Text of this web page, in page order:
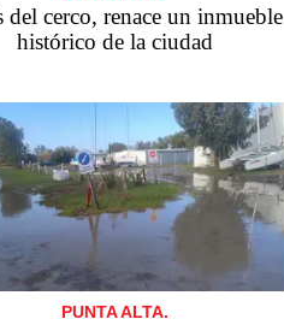
del cerco, renace un inmueble
histórico de la ciudad
PUNTA ALTA.